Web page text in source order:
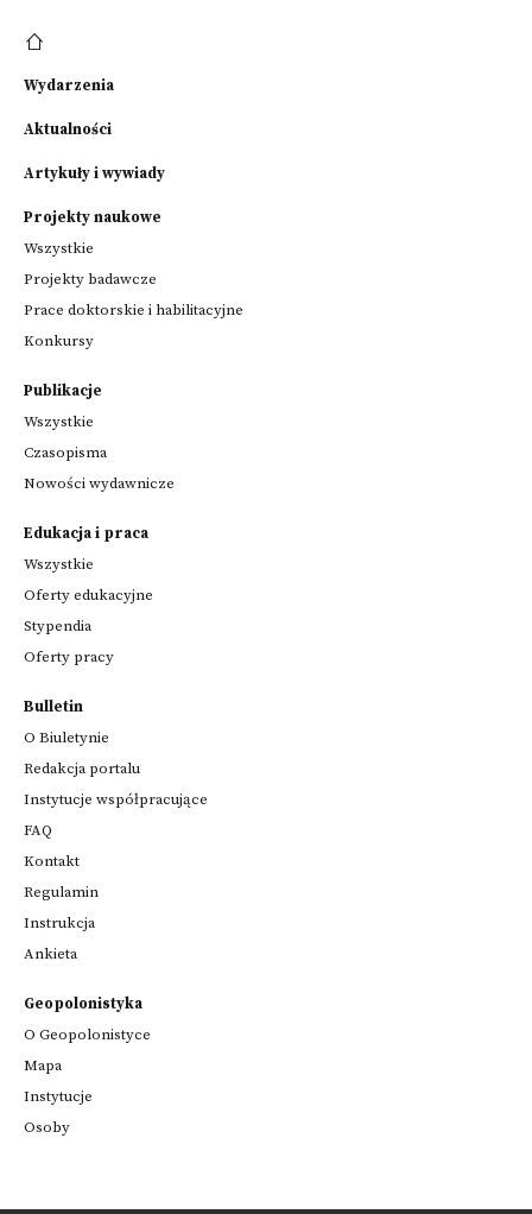
Wydarzenia
Aktualności
Artykuły i wywiady
Projekty naukowe
Wszystkie
Projekty badawcze
Prace doktorskie i habilitacyjne
Konkursy
Publikacje
Wszystkie
Czasopisma
Nowości wydawnicze
Edukacja i praca
Wszystkie
Oferty edukacyjne
Stypendia
Oferty pracy
Bulletin
O Biuletynie
Redakcja portalu
Instytucje współpracujące
FAQ
Kontakt
Regulamin
Instrukcja
Ankieta
Geopolonistyka
O Geopolonistyce
Mapa
Instytucje
Osoby